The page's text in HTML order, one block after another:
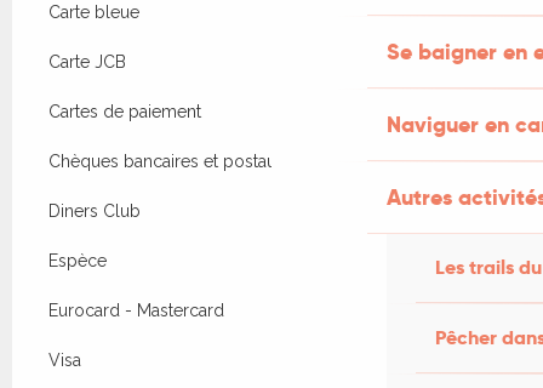
Se baigner en
Naviguer en
Autres
Les trails
Pêcher
Carte bleue
Carte JCB
Cartes de paiement
Chèques bancaires et postaux
Diners Club
Espèce
Eurocard - Mastercard
Visa